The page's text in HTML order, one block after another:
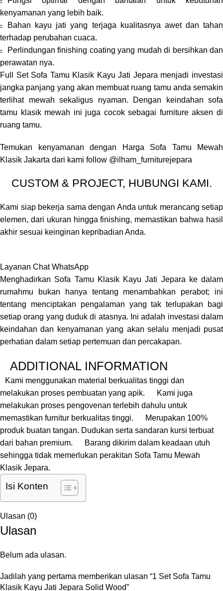
kenyamanan yang lebih baik.
Bahan kayu jati yang terjaga kualitasnya awet dan tahan
terhadap perubahan cuaca.
Perlindungan finishing coating yang mudah di bersihkan dan
perawatan nya.
Full Set Sofa Tamu Klasik Kayu Jati Jepara menjadi investasi
jangka panjang yang akan membuat ruang tamu anda semakin
terlihat mewah sekaligus nyaman. Dengan keindahan sofa
tamu klasik mewah ini juga cocok sebagai furniture aksen di
ruang tamu.
Temukan kenyamanan dengan Harga Sofa Tamu Mewah
Klasik Jakarta dari kami follow @ilham_furniturejepara
CUSTOM & PROJECT, HUBUNGI KAMI.
Kami siap bekerja sama dengan Anda untuk merancang setiap
elemen, dari ukuran hingga finishing, memastikan bahwa hasil
akhir sesuai keinginan kepribadian Anda.
Layanan Chat WhatsApp
Menghadirkan Sofa Tamu Klasik Kayu Jati Jepara ke dalam
rumahmu bukan hanya tentang menambahkan perabot; ini
tentang menciptakan pengalaman yang tak terlupakan bagi
setiap orang yang duduk di atasnya. Ini adalah investasi dalam
keindahan dan kenyamanan yang akan selalu menjadi pusat
perhatian dalam setiap pertemuan dan percakapan.
ADDITIONAL INFORMATION
Kami menggunakan material berkualitas tinggi dan
melakukan proses pembuatan yang apik.
Kami juga
melakukan proses pengovenan terlebih dahulu untuk
memastikan furnitur berkualitas tinggi.
Merupakan 100%
produk buatan tangan. Dudukan serta sandaran kursi terbuat
dari bahan premium.
Barang dikirim dalam keadaan utuh
sehingga tidak memerlukan perakitan Sofa Tamu Mewah
Klasik Jepara.
Isi Konten
Ulasan (0)
Ulasan
Belum ada ulasan.
Jadilah yang pertama memberikan ulasan “1 Set Sofa Tamu
Klasik Kayu Jati Jepara Solid Wood”